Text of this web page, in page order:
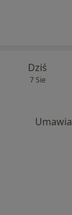
Dziś
7 Sie